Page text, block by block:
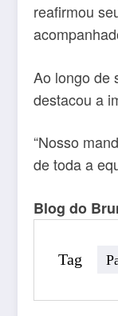
reafirmou
Ao longo de
destacou a
“Nosso
de toda a
Blog do
Tag